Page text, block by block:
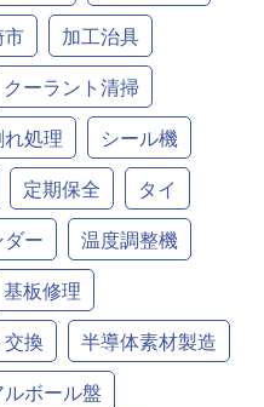
市
加工治具
クーラント清掃
処理
シール機
定期保全
タイ
ー
温度調整機
基板修理
換
半導体素材製造
ボール盤